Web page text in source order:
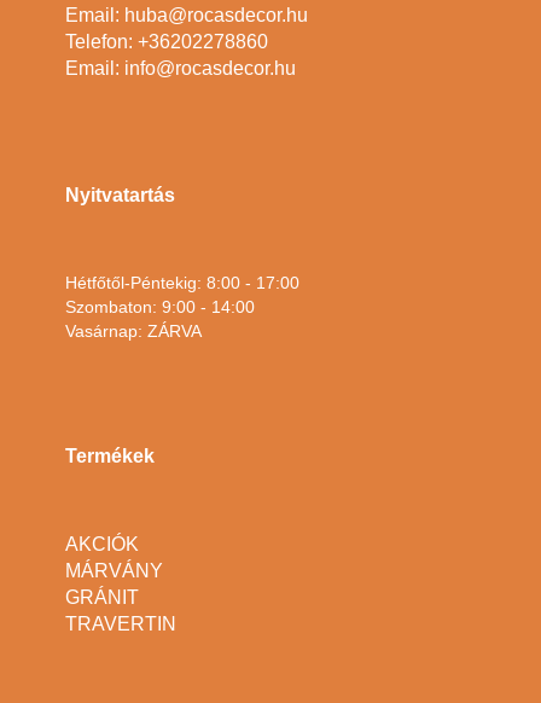
Email: huba@rocasdecor.hu
Telefon: +36202278860
Email: info@rocasdecor.hu
Nyitvatartás
Hétfőtől-Péntekig: 8:00 - 17:00
Szombaton: 9:00 - 14:00
Vasárnap: ZÁRVA
Termékek
AKCIÓK
MÁRVÁNY
GRÁNIT
TRAVERTIN